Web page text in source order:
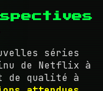
séries
de Netflix à
de qualité à